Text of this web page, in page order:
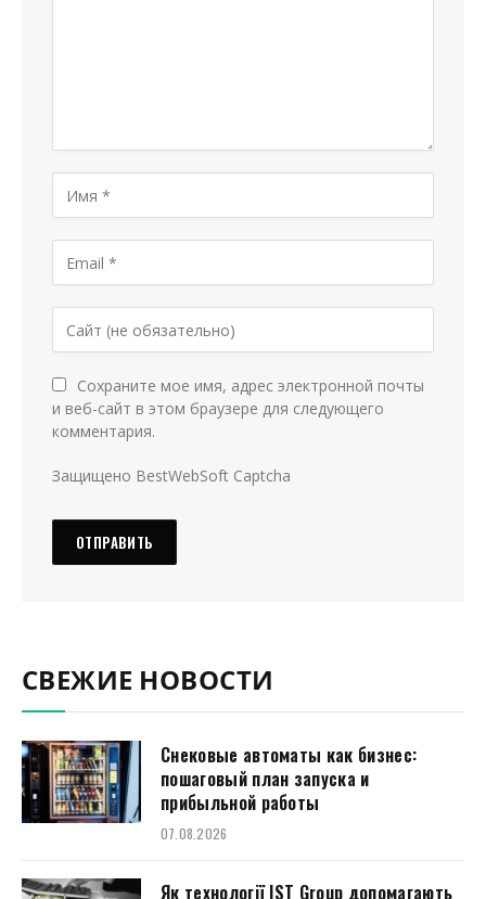
Сохраните мое имя, адрес электронной почты
и веб-сайт в этом браузере для следующего
комментария.
Защищено BestWebSoft Captcha
СВЕЖИЕ НОВОСТИ
Снековые автоматы как бизнес:
пошаговый план запуска и
прибыльной работы
07.08.2026
Як технології IST Group допомагають